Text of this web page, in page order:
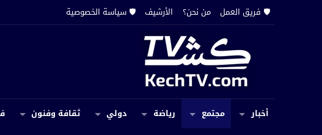
🛡️ فريق العمل من نحن؟ الأرشيف 🛡️ سياسة الخصوصية
أخبار مجتمع رياضة دولي ثقافة وفنون